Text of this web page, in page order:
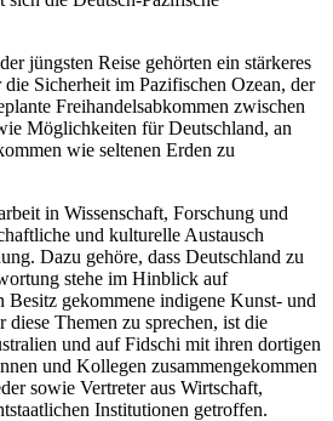
jüngsten Reise gehörten ein stärkeres
die Sicherheit im Pazifischen Ozean, der
Freihandelsabkommen zwischen
Möglichkeiten für Deutschland, an
wie seltenen Erden zu
in Wissenschaft, Forschung und
und kulturelle Austausch
Dazu gehöre, dass Deutschland zu
stehe im Hinblick auf
Besitz gekommene indigene Kunst- und
Themen zu sprechen, ist die
und auf Fidschi mit ihren dortigen
und Kollegen zusammengekommen
sowie Vertreter aus Wirtschaft,
Institutionen getroffen.